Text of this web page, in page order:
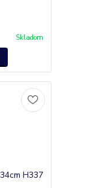
Skladom